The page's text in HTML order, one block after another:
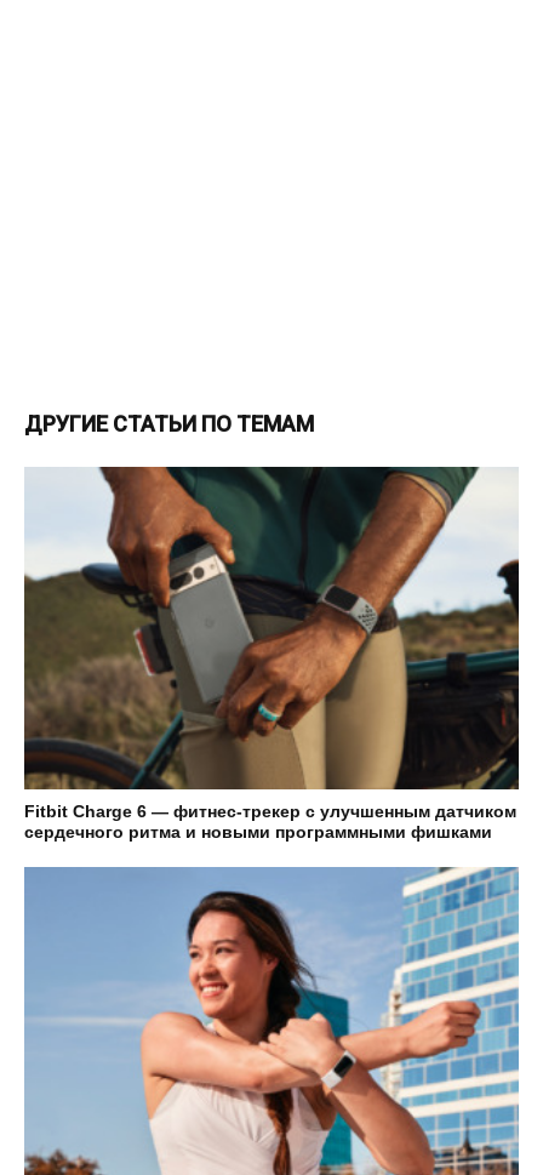
ДРУГИЕ СТАТЬИ ПО ТЕМАМ
Fitbit Charge 6 — фитнес-трекер с улучшенным датчиком
сердечного ритма и новыми программными фишками